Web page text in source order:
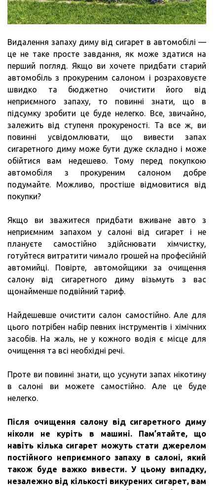
Видалення запаху диму від сигарет в автомобілі —
це не таке просте завдання, як може здатися на
перший погляд. Якщо ви хочете придбати старий
автомобіль з прокуреним салоном і розраховуєте
швидко та бюджетно очистити його від
неприємного запаху, то повинні знати, що в
підсумку зробити це буде нелегко. Все, звичайно,
залежить від ступеня прокуреності. Та все ж, ви
повинні усвідомлювати, що вивести запах
сигаретного диму може бути дуже складно і може
обійтися вам недешево. Тому перед покупкою
автомобіля з прокуреним салоном добре
подумайте. Можливо, простіше відмовитися від
покупки?
Якщо ви зважитеся придбати вживане авто з
неприємним запахом у салоні від сигарет і не
плануєте самостійно здійснювати хімчистку,
готуйтеся витратити чимало грошей на професійній
автомийці. Повірте, автомойщики за очищення
салону від сигаретного диму візьмуть з вас
щонайменше подвійний тариф.
Найдешевше очистити салон самостійно. Але для
цього потрібен набір певних інструментів і хімічних
засобів. На жаль, не у кожного водія є місце для
очищення та всі необхідні речі.
Проте ви повинні знати, що усунути запах нікотину
в салоні ви можете самостійно. Але це буде
нелегко.
Після очищення салону від сигаретного диму
ніколи не куріть в машині.
Пам’ятайте, що
навіть кілька сигарет можуть стати джерелом
постійного неприємного запаху в салоні, який
також буде важко вивести. У цьому випадку,
незалежно від кількості викурених сигарет, вам